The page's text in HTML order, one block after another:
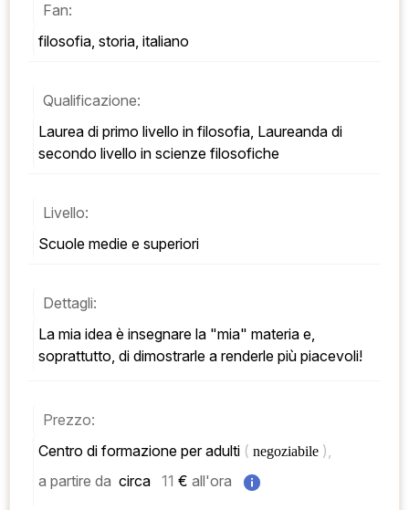
Fan:
filosofia, storia, italiano
Qualificazione:
Laurea di primo livello in filosofia, Laureanda di
secondo livello in scienze filosofiche
Livello:
Scuole medie e superiori
Dettagli:
La mia idea è insegnare la "mia" materia e,
soprattutto, di dimostrarle a renderle più piacevoli!
Prezzo:
Centro di formazione per adulti ( negoziabile ),
a partire da circa 11 € all'ora